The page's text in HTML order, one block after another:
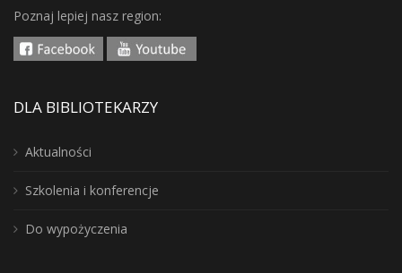
Poznaj lepiej nasz region:
DLA BIBLIOTEKARZY
Aktualności
Szkolenia i konferencje
Do wypożyczenia